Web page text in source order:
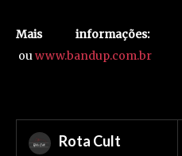
Mais informações:
ouwww.bandup.com.br
Rota Cult